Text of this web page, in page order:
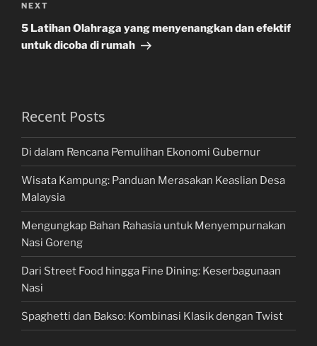
Next
Post
NEXT
5 Latihan Olahraga yang menyenangkan dan efektif
untuk dicoba di rumah
Recent Posts
Di dalam Rencana Pemulihan Ekonomi Gubernur
Wisata Kampung: Panduan Merasakan Keaslian Desa
Malaysia
Mengungkap Bahan Rahasia untuk Menyempurnakan
Nasi Goreng
Dari Street Food hingga Fine Dining: Keserbagunaan
Nasi
Spaghetti dan Bakso: Kombinasi Klasik dengan Twist